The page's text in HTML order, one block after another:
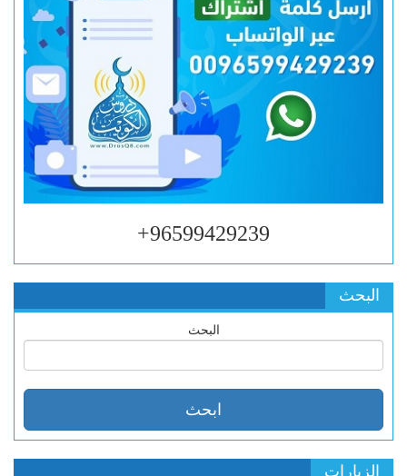
96599429239+
البحث
البحث
الزيارات